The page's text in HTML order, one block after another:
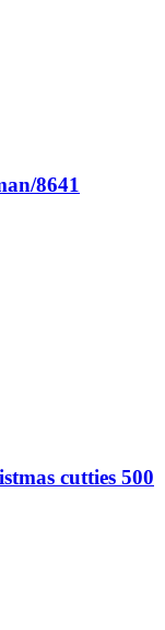
8641
cutties 500